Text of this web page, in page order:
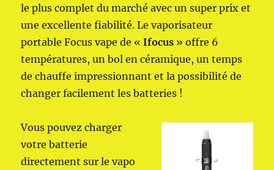
le plus complet du marché avec un super prix et
une excellente fiabilité. Le vaporisateur
portable Focus vape de «Ifocus » offre 6
températures, un bol en céramique, un temps
de chauffe impressionnant et la possibilité de
changer facilement les batteries !
Vous pouvez charger
votre batterie
directement sur le vapo